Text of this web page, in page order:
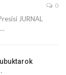
0
JURNAL